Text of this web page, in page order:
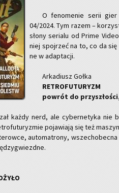
O fe­no­me­nie serii gier
04/2024. Tym razem –
sło­ny se­ria­lu od Prime
niej spoj­rzeć na to, co da się
ne w ad­ap­ta­cji.
Ar­ka­diusz Gołka
RE­TRO­FU­TU­RYZM
po­wrót do
każdy nerd, ale cy­ber­ne­ty­ka nie
po­ja­wia­ją się też
au­to­ma­tro­ny,